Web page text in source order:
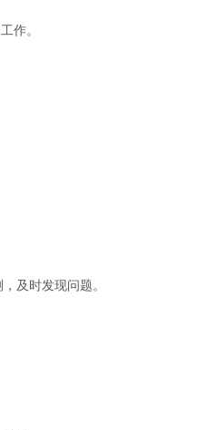
作。
及时发现问题。